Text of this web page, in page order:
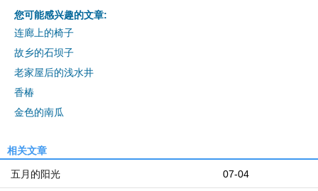
您可能感兴趣的文章:
连廊上的椅子
故乡的石坝子
老家屋后的浅水井
香椿
金色的南瓜
相关文章
07-04
五月的阳光